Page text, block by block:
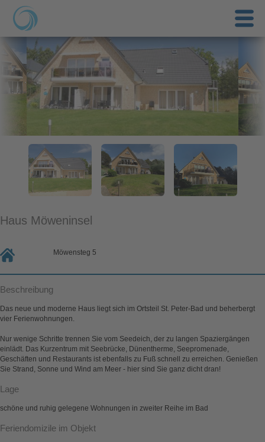
Haus Möweninsel
Möwensteg 5
Beschreibung
Das neue und moderne Haus liegt sich im Ortsteil St. Peter-Bad und beherbergt
vier Ferienwohnungen.
Nur wenige Schritte trennen Sie vom Seedeich, der zu langen Spaziergängen
einlädt. Das Kurzentrum mit Seebrücke, Dünentherme, Seepromenade,
Geschäften und Restaurants ist ebenfalls zu Fuß schnell zu erreichen. Genießen
Sie Strand, Sonne und Wind am Meer - hier sind Sie ganz dicht dran!
Lage
schöne und ruhig gelegene Wohnungen in zweiter Reihe im Bad
Feriendomizile im Objekt